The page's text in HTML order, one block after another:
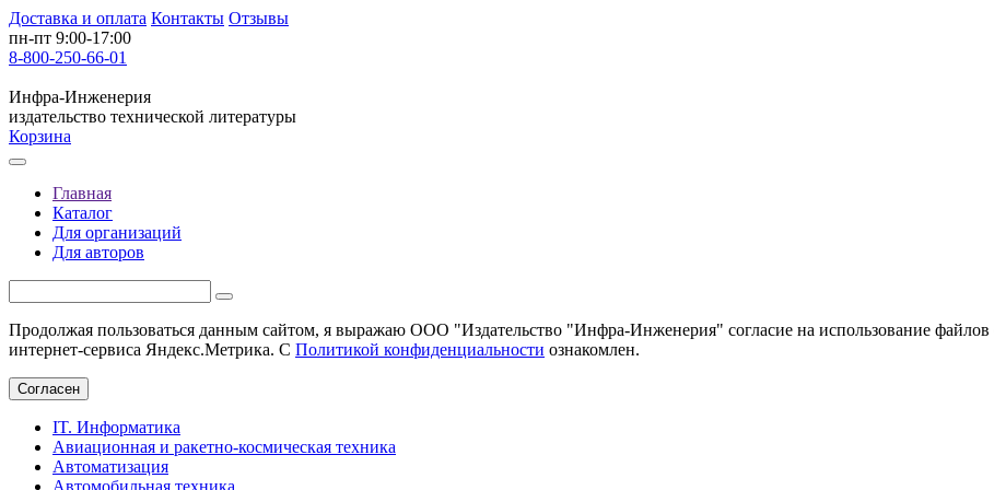
Доставка и оплата Контакты Отзывы
пн-пт 9:00-17:00
8-800-250-66-01
Инфра-Инженерия
издательство технической литературы
Корзина
Главная
Каталог
Для организаций
Для авторов
Продолжая пользоваться данным сайтом, я выражаю ООО "Издательство "Инфра-Инженерия" согласие на использование
интернет-сервиса Яндекс.Метрика. С Политикой конфиденциальности ознакомлен.
Согласен
IT. Информатика
Авиационная и ракетно-космическая техника
Автоматизация
Автомобильная техника